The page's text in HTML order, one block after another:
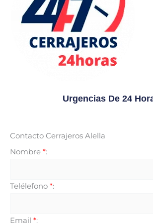
Urgencias De 24
Contacto Cerrajeros Alella
Nombre *:
Telélefono *:
Email *: